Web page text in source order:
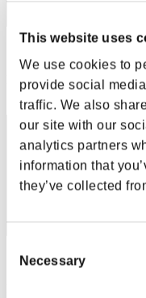
This website uses
We use cookies to
provide social
traffic. We also
our site with our
analytics partners
information that
they’ve collected
Selection
Necessary
RANK
2
スコア: -